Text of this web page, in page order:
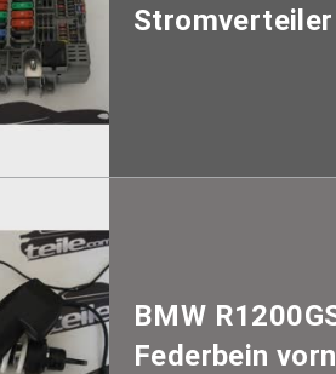
BMW
Federbein